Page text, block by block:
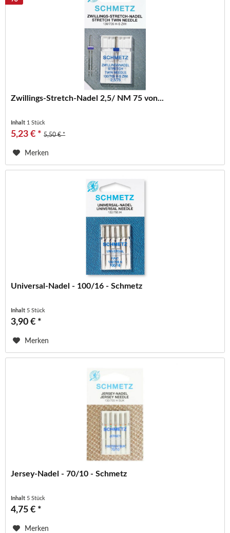
Zwillings-Stretch-Nadel 2,5/ NM 75 von...
Inhalt 1 Stück
5,23 € * 5,50 € *
Merken
Universal-Nadel - 100/16 - Schmetz
Inhalt5 Stück
3,90 € *
Merken
Jersey-Nadel - 70/10 - Schmetz
Inhalt 5 Stück
4,75 € *
Merken